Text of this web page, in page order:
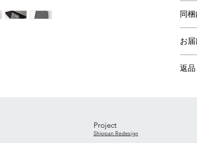
箱サ
同
布手
オリ
お
受注
返
Project
Shippan Redesign